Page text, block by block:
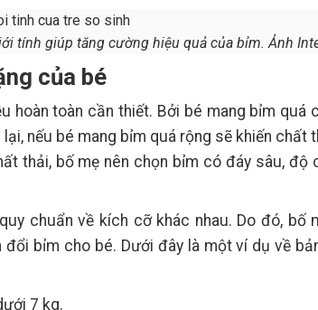
tính giúp tăng cường hiệu quả của bỉm. Ảnh
của bé
hoàn toàn cần thiết. Bởi bé mang bỉm quá
nếu bé mang bỉm quá rộng sẽ khiến chất
thải, bố mẹ nên chọn bỉm có đáy sâu, độ
chuẩn về kích cỡ khác nhau. Do đó, bố
bỉm cho bé. Dưới đây là một ví dụ về
7 kg.